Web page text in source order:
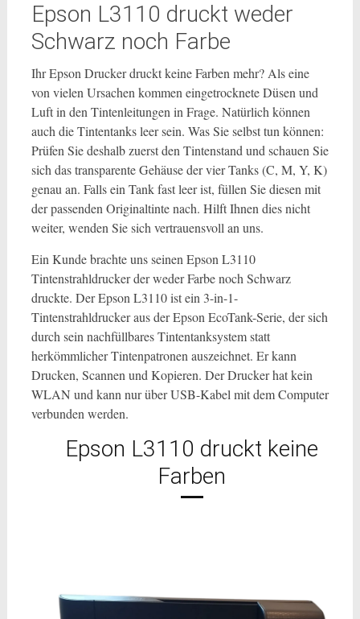
Epson L3110 druckt weder
Schwarz noch Farbe
Ihr Epson Drucker druckt keine Farben mehr? Als eine
von vielen Ursachen kommen eingetrocknete Düsen und
Luft in den Tintenleitungen in Frage. Natürlich können
auch die Tintentanks leer sein. Was Sie selbst tun können:
Prüfen Sie deshalb zuerst den Tintenstand und schauen Sie
sich das transparente Gehäuse der vier Tanks (C, M, Y, K)
genau an. Falls ein Tank fast leer ist, füllen Sie diesen mit
der passenden Originaltinte nach. Hilft Ihnen dies nicht
weiter, wenden Sie sich vertrauensvoll an uns.
Ein Kunde brachte uns seinen Epson L3110
Tintenstrahldrucker der weder Farbe noch Schwarz
druckte. Der Epson L3110 ist ein 3-in-1-
Tintenstrahldrucker aus der Epson EcoTank-Serie, der sich
durch sein nachfüllbares Tintentanksystem statt
herkömmlicher Tintenpatronen auszeichnet. Er kann
Drucken, Scannen und Kopieren. Der Drucker hat kein
WLAN und kann nur über USB-Kabel mit dem Computer
verbunden werden.
Epson L3110 druckt keine
Farben